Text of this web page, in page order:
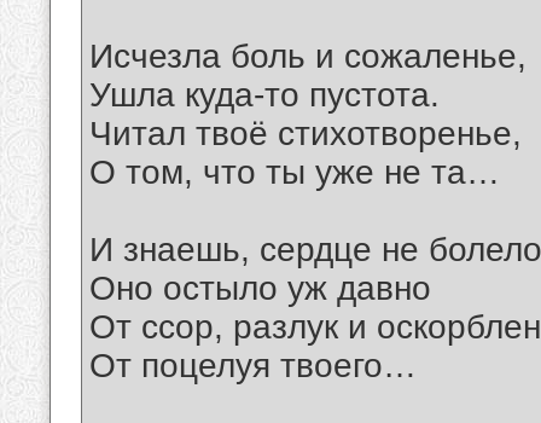
Исчезла боль и сожаленье,
Ушла куда-то пустота.
Читал твоё стихотворенье,
О том, что ты уже не та…
И знаешь, сердце не
Оно остыло уж давно
От ссор, разлук и
От поцелуя твоего…